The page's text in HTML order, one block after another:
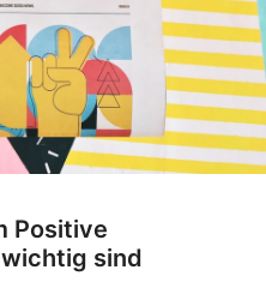
Positive
sind